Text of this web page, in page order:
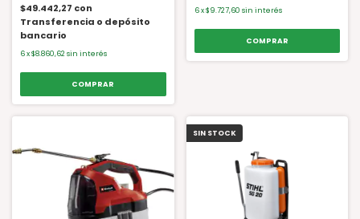
$49.442,27 con
Transferencia o depósito
bancario
6x$8.860,62 sin interés
6 x$9.727,60 sin interés
SIN STOCK